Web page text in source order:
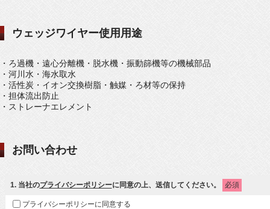
ウェッジワイヤー使用用途
・ろ過機・遠心分離機・脱水機・振動篩機等の機械部品
・河川水・海水取水
・活性炭・イオン交換樹脂・触媒・ろ材等の保持
・担体流出防止
・ストレーナエレメント
お問い合わせ
1. 当社のプライバシーポリシーに同意の上、送信してください。 必須
プライバシーポリシーに同意する